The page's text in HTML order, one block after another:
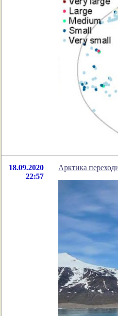
18.09.2020
22:57
Арктика